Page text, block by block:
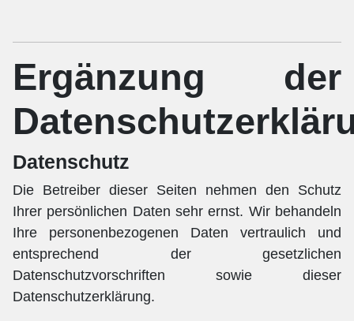
Ergänzung der
Datenschutz
Die Betreiber dieser Seiten nehmen den Schutz
Ihrer persönlichen Daten sehr ernst. Wir behandeln
Ihre personenbezogenen Daten vertraulich und
entsprechend der gesetzlichen
Datenschutzvorschriften sowie dieser
Datenschutzerklärung.